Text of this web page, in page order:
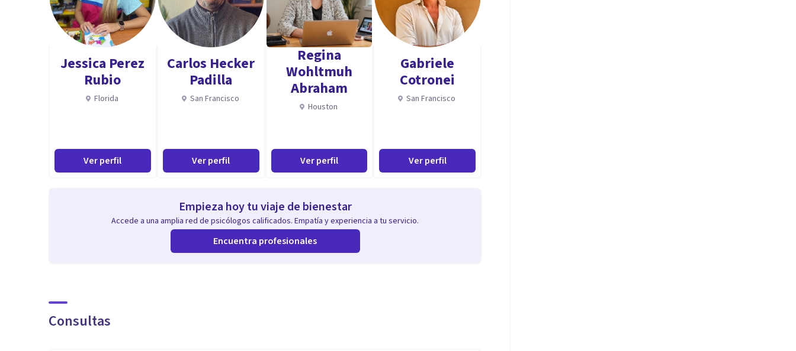
✔ Prevención de suicidio
Experiencia en contención emocional y acompañamiento en momentos críticos.
Aptitudes
Mi enfoque terapéutico
Uso de técnicas modernas (psicología clínica + resonancia decisional + contención emocional).
Enfoque humano: cada paciente es único, cada historia merece respeto.
Jessica Perez
Rubio
Florida
Ver perfil
Carlos Hecker
Padilla
San Francisco
Ver perfil
Regina
Wohltmuh
Abraham
Houston
Ver perfil
Gabriele
Cotronei
San Francisco
Ver perfil
Empieza hoy tu viaje de bienestar
Accede a una amplia red de psicólogos calificados. Empatía y experiencia a tu servicio.
Encuentra profesionales
Consultas